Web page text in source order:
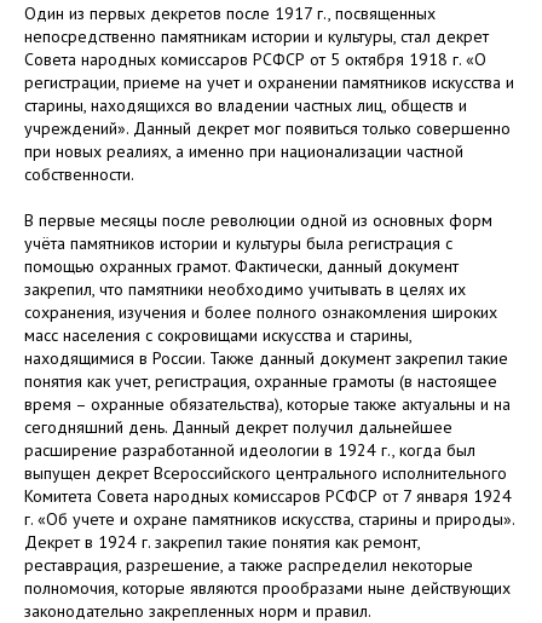
Один из первых декретов после 1917 г., посвященных
непосредственно памятникам истории и культуры, стал декрет
Совета народных комиссаров РСФСР от 5 октября 1918 г. «О
регистрации, приеме на учет и охранении памятников искусства и
старины, находящихся во владении частных лиц, обществ и
учреждений». Данный декрет мог появиться только совершенно
при новых реалиях, а именно при национализации частной
собственности.
В первые месяцы после революции одной из основных форм
учёта памятников истории и культуры была регистрация с
помощью охранных грамот. Фактически, данный документ
закрепил, что памятники необходимо учитывать в целях их
сохранения, изучения и более полного ознакомления широких
масс населения с сокровищами искусства и старины,
находящимися в России. Также данный документ закрепил такие
понятия как учет, регистрация, охранные грамоты (в настоящее
время – охранные обязательства), которые также актуальны и на
сегодняшний день. Данный декрет получил дальнейшее
расширение разработанной идеологии в 1924 г., когда был
выпущен декрет Всероссийского центрального исполнительного
Комитета Совета народных комиссаров РСФСР от 7 января 1924
г. «Об учете и охране памятников искусства, старины и природы».
Декрет в 1924 г. закрепил такие понятия как ремонт,
реставрация, разрешение, а также распределил некоторые
полномочия, которые являются прообразами ныне действующих
законодательно закрепленных норм и правил.